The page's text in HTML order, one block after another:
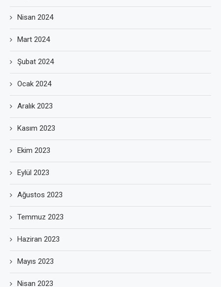
Nisan 2024
Mart 2024
Şubat 2024
Ocak 2024
Aralık 2023
Kasım 2023
Ekim 2023
Eylül 2023
Ağustos 2023
Temmuz 2023
Haziran 2023
Mayıs 2023
Nisan 2023